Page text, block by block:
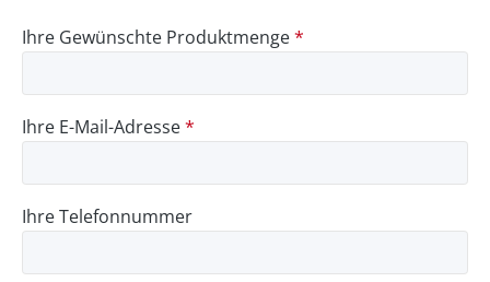
Ihre Gewünschte Produktmenge*
Ihre E-Mail-Adresse*
Ihre Telefonnummer